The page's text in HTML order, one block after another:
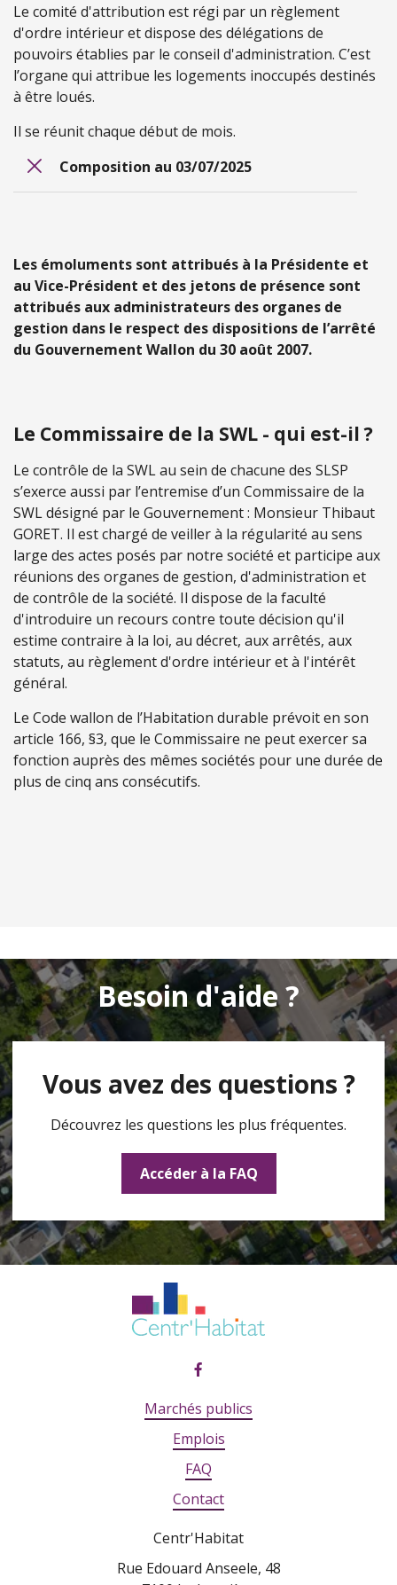
Le comité d'attribution est régi par un règlement
d'ordre intérieur et dispose des délégations de
pouvoirs établies par le conseil d'administration. C’est
l’organe qui attribue les logements inoccupés destinés
à être loués.
Il se réunit chaque début de mois.
Composition au 03/07/2025
Les émoluments sont attribués à la Présidente et
au Vice-Président et des jetons de présence sont
attribués aux administrateurs des organes de
gestion dans le respect des dispositions de l’arrêté
du Gouvernement Wallon du 30 août 2007.
Le Commissaire de la SWL - qui est-il ?
Le contrôle de la SWL au sein de chacune des SLSP
s’exerce aussi par l’entremise d’un Commissaire de la
SWL désigné par le Gouvernement : Monsieur Thibaut
GORET. Il est chargé de veiller à la régularité au sens
large des actes posés par notre société et participe aux
réunions des organes de gestion, d'administration et
de contrôle de la société. Il dispose de la faculté
d'introduire un recours contre toute décision qu'il
estime contraire à la loi, au décret, aux arrêtés, aux
statuts, au règlement d'ordre intérieur et à l'intérêt
général.
Le Code wallon de l’Habitation durable prévoit en son
article 166, §3, que le Commissaire ne peut exercer sa
fonction auprès des mêmes sociétés pour une durée de
plus de cinq ans consécutifs.
Besoin d'aide ?
Vous avez des questions ?
Découvrez les questions les plus fréquentes.
Accéder à la FAQ
Marchés publics
Emplois
FAQ
Contact
Centr'Habitat
Rue Edouard Anseele, 48